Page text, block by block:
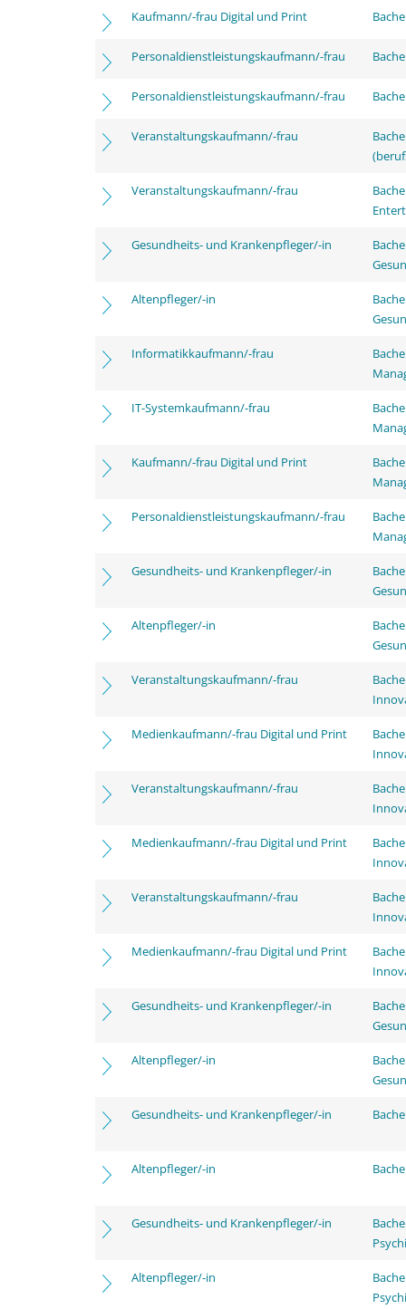
Kaufmann/-frau Digital und Print
Personaldienstleistungskaufmann/-frau
Personaldienstleistungskaufmann/-frau
Veranstaltungskaufmann/-frau
Veranstaltungskaufmann/-frau
Gesundheits- und Krankenpfleger/-in
Altenpfleger/-in
Informatikkaufmann/-frau
IT-Systemkaufmann/-frau
Kaufmann/-frau Digital und Print
Personaldienstleistungskaufmann/-frau
Gesundheits- und Krankenpfleger/-in
Altenpfleger/-in
Veranstaltungskaufmann/-frau
Medienkaufmann/-frau Digital und Print
Veranstaltungskaufmann/-frau
Medienkaufmann/-frau Digital und Print
Veranstaltungskaufmann/-frau
Medienkaufmann/-frau Digital und Print
Gesundheits- und Krankenpfleger/-in
Altenpfleger/-in
Gesundheits- und Krankenpfleger/-in
Altenpfleger/-in
Gesundheits- und Krankenpfleger/-in
Altenpfleger/-in